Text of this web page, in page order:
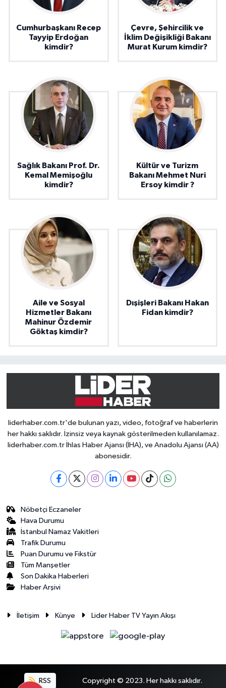
Cumhurbaşkanı Recep
Tayyip Erdoğan
kimdir?
Çevre, Şehircilik ve
İklim Değişikliği Bakanı
Murat Kurum kimdir?
Sağlık Bakanı Prof. Dr.
Kemal Memişoğlu
kimdir?
Kültür ve Turizm
Bakanı Mehmet Nuri
Ersoy kimdir ?
Aile ve Sosyal
Hizmetler Bakanı
Mahinur Özdemir
Göktaş kimdir?
Dışişleri Bakanı Hakan
Fidan kimdir?
liderhaber.com.tr'de bulunan yazı, video, fotoğraf ve haberlerin
her hakkı saklıdır. İzinsiz veya kaynak gösterilmeden kullanılamaz.
liderhaber.com.tr İhlas Haber Ajansı (İHA), ve Anadolu Ajansı (AA)
abonesidir.
Nöbetçi Eczaneler
Hava Durumu
İstanbul Namaz Vakitleri
Trafik Durumu
Puan Durumu ve Fikstür
Tüm Manşetler
Son Dakika Haberleri
Haber Arşivi
İletişim Künye Lider Haber TV Yayın Akışı
RSS Copyright © 2023. Her hakkı saklıdır.